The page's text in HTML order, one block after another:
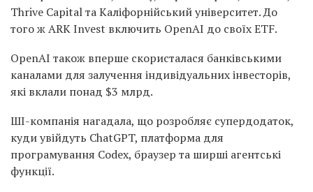
Thrive Capital та Каліфорнійський університет. До
того ж ARK Invest включить OpenAI до своїх ETF.
OpenAI також вперше скористалася банківськими
каналами для залучення індивідуальних інвесторів,
які вклали понад $3 млрд.
ШІ-компанія нагадала, що розробляє супердодаток,
куди увійдуть ChatGPT, платформа для
програмування Codex, браузер та ширші агентські
функції.